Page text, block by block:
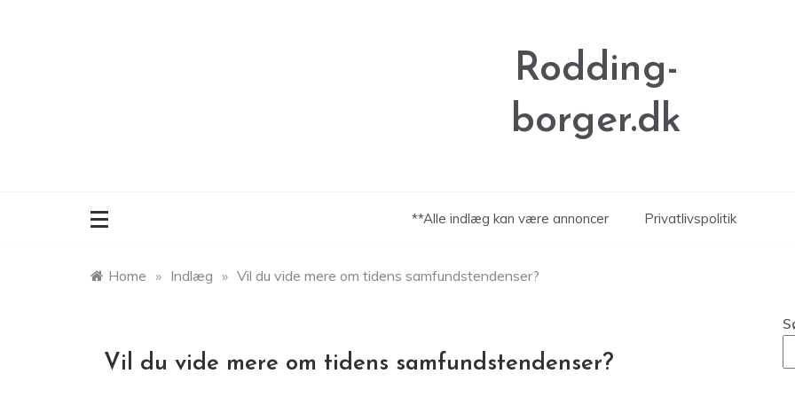
Rodding-
borger.dk
**Alle indlæg kan være annoncer Privatlivspolitik
Home » Indlæg » Vil du vide mere om tidens samfundstendenser?
Vil du vide mere om tidens samfundstendenser?